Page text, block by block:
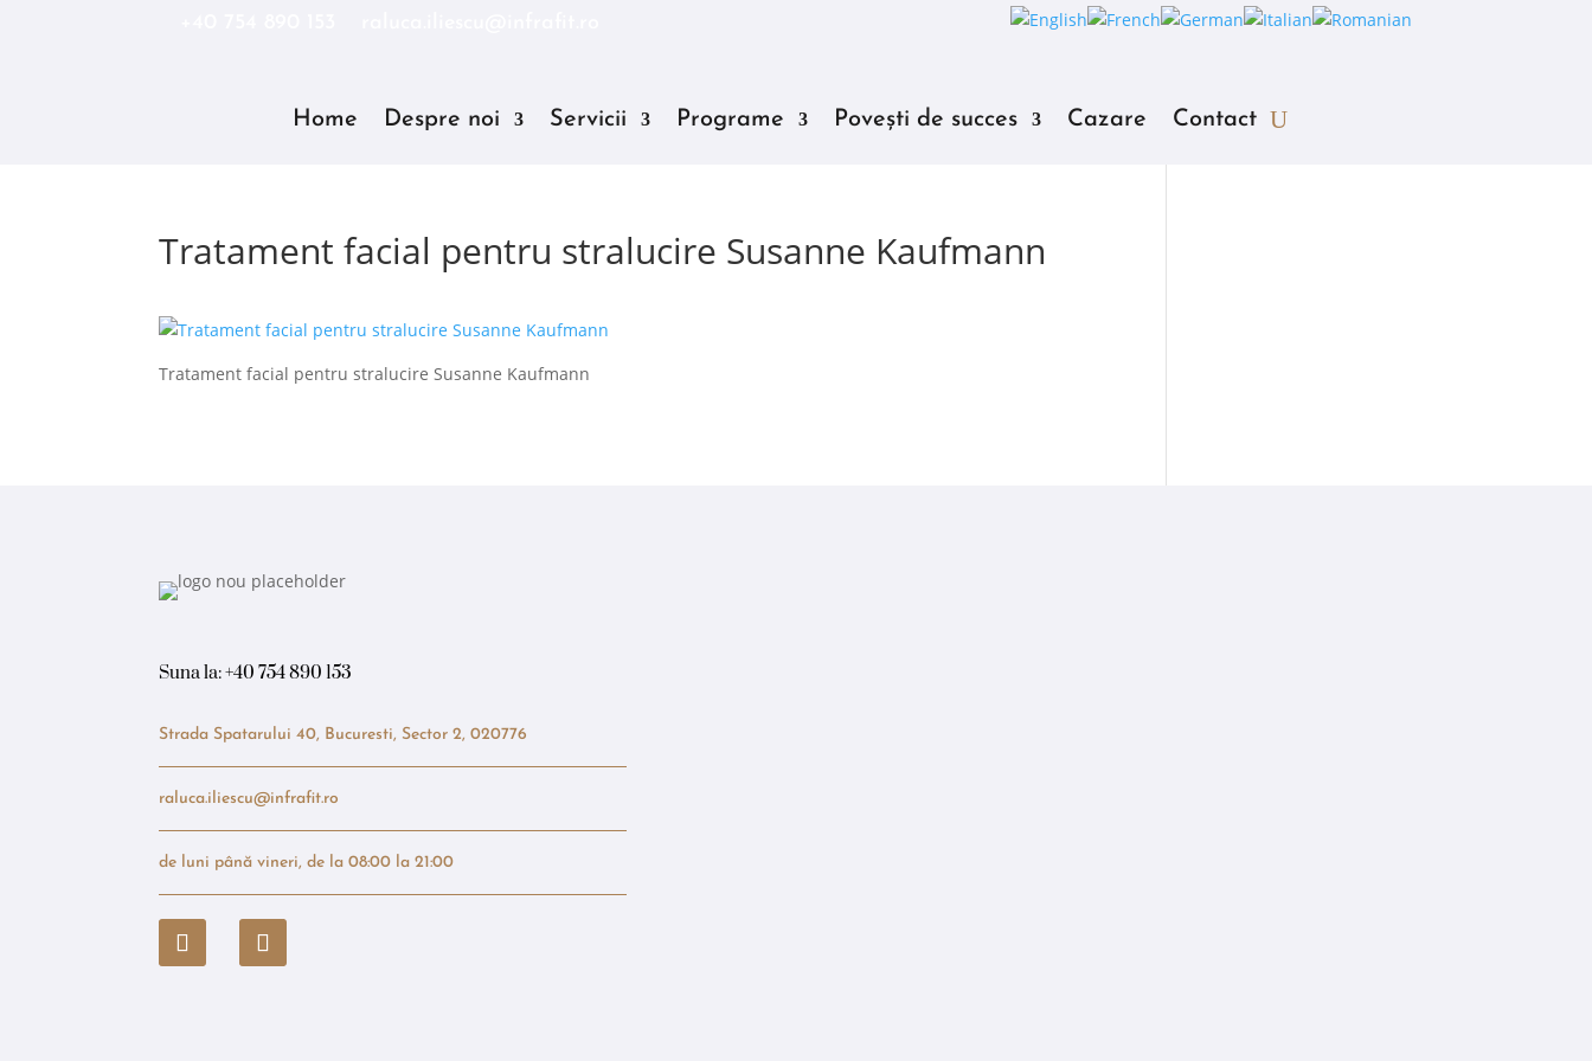
Home Despre noi Servicii Programe Povești de succes Cazare Contact
Tratament facial pentru stralucire Susanne Kaufmann
Tratament facial pentru stralucire Susanne Kaufmann
Suna la:+40 754 890 153
Strada Spatarului 40, Bucuresti, Sector 2, 020776
raluca.iliescu@infrafit.ro
de luni până vineri, de la 08:00 la 21:00